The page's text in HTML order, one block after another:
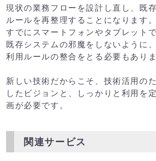
現状の業務フローを設計し直し、既
ルールを再整理することになります。
すでにスマートフォンやタブレット
既存システムの邪魔をしないように
利用ルールの整合をとる必要もありま
新しい技術だからこそ、技術活用の
したビジョンと、しっかりと利用を
画が必要です。
関連サービス